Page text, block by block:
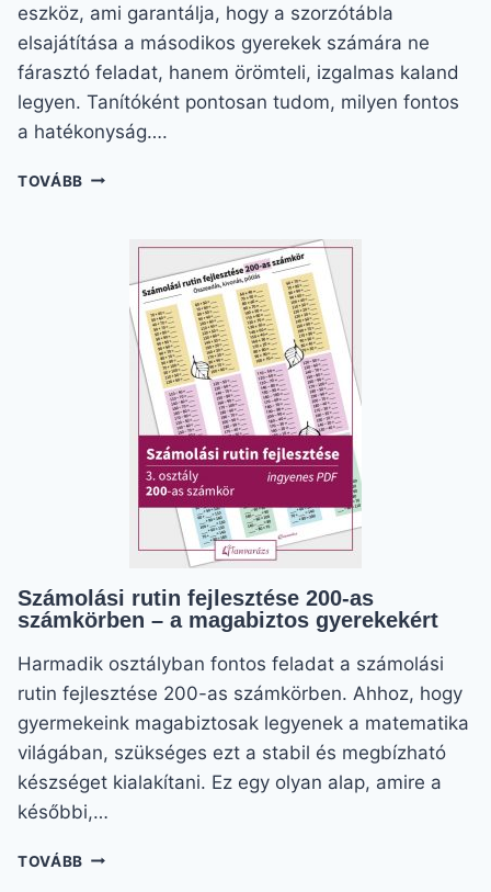
eszköz, ami garantálja, hogy a szorzótábla
elsajátítása a másodikos gyerekek számára ne
fárasztó feladat, hanem örömteli, izgalmas kaland
legyen. Tanítóként pontosan tudom, milyen fontos
a hatékonyság….
TOVÁBB ONLINE
UNALMAS
MAGOLÁS!
Számolási rutin fejlesztése 200-as
számkörben – a magabiztos gyerekekért
Harmadik osztályban fontos feladat a számolási
rutin fejlesztése 200-as számkörben. Ahhoz, hogy
gyermekeink magabiztosak legyenek a matematika
világában, szükséges ezt a stabil és megbízható
készséget kialakítani. Ez egy olyan alap, amire a
későbbi,…
TOVÁBB SZÁMOLÁSI